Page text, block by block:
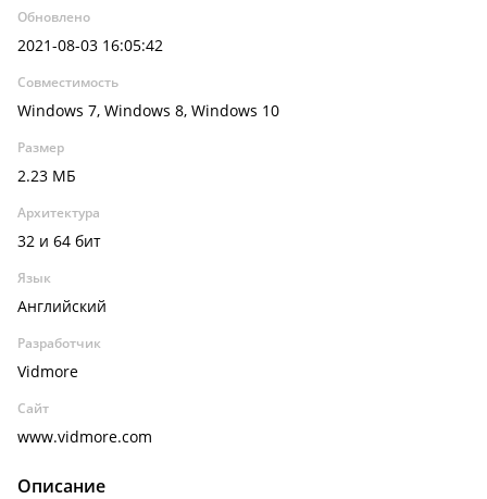
Обновлено
2021-08-03 16:05:42
Совместимость
Windows 7, Windows 8, Windows 10
Размер
2.23 МБ
Архитектура
32 и 64 бит
Язык
Английский
Разработчик
Vidmore
Сайт
www.vidmore.com
Описание